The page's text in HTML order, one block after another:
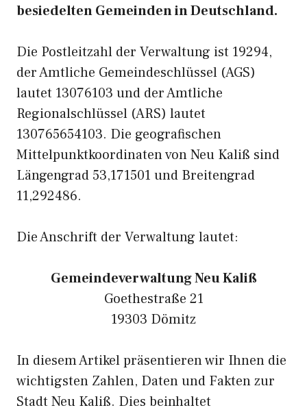
besiedelten Gemeinden in Deutschland.
Die Postleitzahl der Verwaltung ist 19294,
der Amtliche Gemeindeschlüssel (AGS)
lautet 13076103 und der Amtliche
Regionalschlüssel (ARS) lautet
130765654103. Die geografischen
Mittelpunktkoordinaten von Neu Kaliß sind
Längengrad 53,171501 und Breitengrad
11,292486.
Die Anschrift der Verwaltung lautet:
Gemeindeverwaltung Neu Kaliß
Goethestraße 21
19303 Dömitz
In diesem Artikel präsentieren wir Ihnen die
wichtigsten Zahlen, Daten und Fakten zur
Stadt Neu Kaliß. Dies beinhaltet